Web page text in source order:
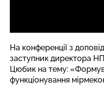
На конференції з
заступник директора
Цюбик на тему:
функціонування